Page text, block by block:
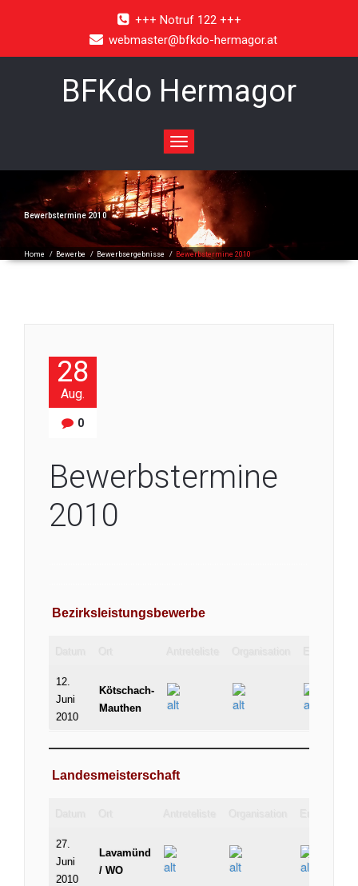
+++ Notruf 122 +++
webmaster@bfkdo-hermagor.at
BFKdo Hermagor
Toggle
navigation
Bewerbstermine 2010
Home / Bewerbe / Bewerbsergebnisse / Bewerbstermine 2010
28
Aug.
0
Bewerbstermine
2010
Bezirksleistungsbewerbe
12.
Juni
2010
Kötschach-
Mauthen
Landesmeisterschaft
27.
Juni
2010
Lavamünd
/ WO